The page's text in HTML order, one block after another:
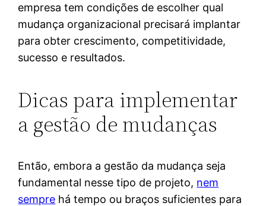
empresa tem condições de escolher qual
mudança organizacional precisará implantar
para obter crescimento, competitividade,
sucesso e resultados.
Dicas para implementar
a gestão de mudanças
Então, embora a gestão da mudança seja
fundamental nesse tipo de projeto, nem
sempre há tempo ou braços suficientes para